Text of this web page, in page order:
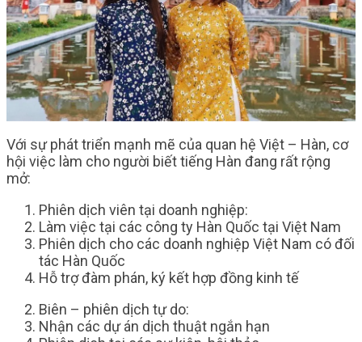
Với sự phát triển mạnh mẽ của quan hệ Việt – Hàn, cơ
hội việc làm cho người biết tiếng Hàn đang rất rộng
mở:
Phiên dịch viên tại doanh nghiệp:
Làm việc tại các công ty Hàn Quốc tại Việt Nam
Phiên dịch cho các doanh nghiệp Việt Nam có đối
tác Hàn Quốc
Hỗ trợ đàm phán, ký kết hợp đồng kinh tế
Biên – phiên dịch tự do:
Nhận các dự án dịch thuật ngắn hạn